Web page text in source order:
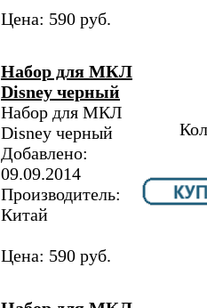
Цена: 590 руб.
Набор для МКЛ
Disney черный
Набор для МКЛ
Disney черный
Добавлено:
09.09.2014
Производитель:
Китай
Цена: 590 руб.